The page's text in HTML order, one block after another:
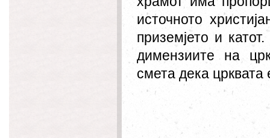
источното
приземјето и
димензиите на
смета дека